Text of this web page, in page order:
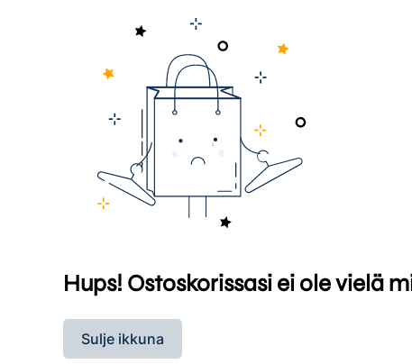
Hups! Ostoskorissasi ei ole vielä
Sulje ikkuna